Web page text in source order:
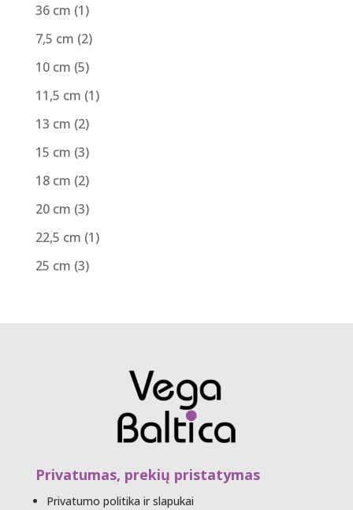
36 cm (1)
7,5 cm (2)
10 cm (5)
11,5 cm (1)
13 cm (2)
15 cm (3)
18 cm (2)
20 cm (3)
22,5 cm (1)
25 cm (3)
Privatumas, prekių pristatymas
Privatumo politika ir slapukai